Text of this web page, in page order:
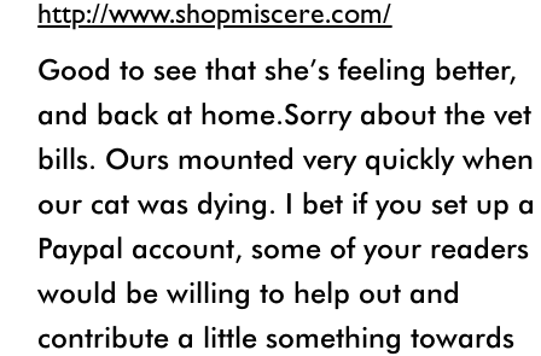
http://www.shopmiscere.com/
Good to see that she’s feeling better,
and back at home.Sorry about the vet
bills. Ours mounted very quickly when
our cat was dying. I bet if you set up a
Paypal account, some of your readers
would be willing to help out and
contribute a little something towards